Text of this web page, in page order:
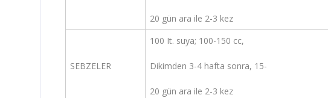
20 gün ara ile 2-3 kez
SEBZELER
100 It. suya; 100-150 cc,
Dikimden 3-4 hafta sonra, 15-
20 gün ara ile 2-3 kez